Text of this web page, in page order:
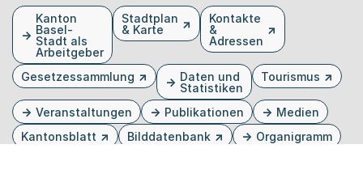
FusszeileKanton
Basel-
Stadt als
Arbeitgeber
Stadtplan
& Karte
Kontakte
&
Adressen
Gesetzessammlung
Daten und
Statistiken
Tourismus
Veranstaltungen Publikationen
Medien
Kantonsblatt
Bilddatenbank
Organigramm